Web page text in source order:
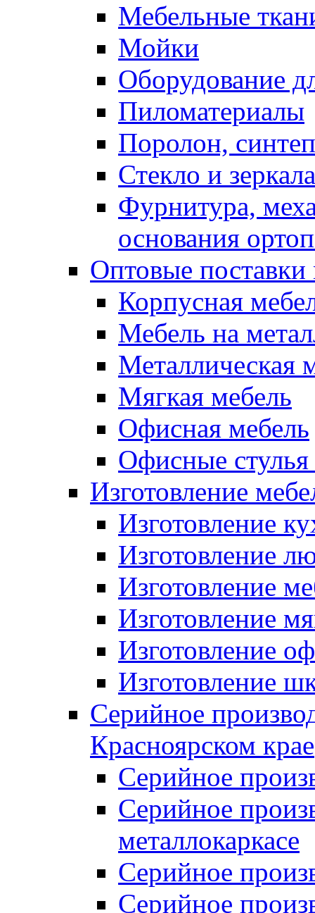
Мебельные
Мойки
Оборудование
Пиломатериалы
Поролон,
Стекло и зеркала
Фурнитура,
основания
Оптовые поставки
Корпусная
Мебель на
Металлическая
Мягкая мебель
Офисная мебель
Офисные стулья
Изготовление
Изготовление
Изготовление
Изготовление
Изготовление
Изготовление
Изготовление
Серийное
Красноярском крае
Серийное
Серийное
металлокаркасе
Серийное
Серийное